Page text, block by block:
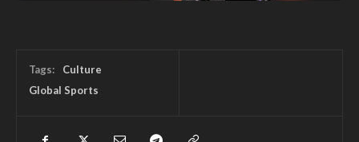
Tags:
Culture
Global Sports